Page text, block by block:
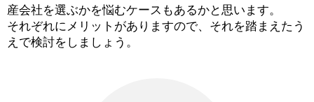
産会社を選ぶかを悩むケースもあるかと思います。
それぞれにメリットがありますので、それを踏まえたう
えで検討をしましょう。